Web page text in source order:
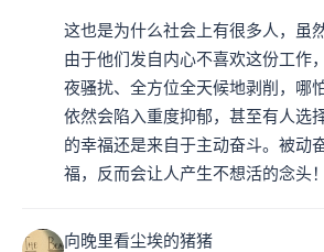
这也是为什么社会上有很多人，虽
由于他们发自内心不喜欢这份工作
夜骚扰、全方位全天候地剥削，哪
依然会陷入重度抑郁，甚至有人选
的幸福还是来自于主动奋斗。被动
福，反而会让人产生不想活的念头！
向晚里看尘埃的猪猪